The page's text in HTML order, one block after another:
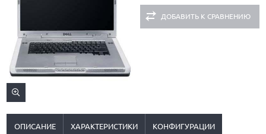
ДОБАВИТЬ К СРАВНЕНИЮ
ОПИСАНИЕ ХАРАКТЕРИСТИКИ КОНФИГУРАЦИИ